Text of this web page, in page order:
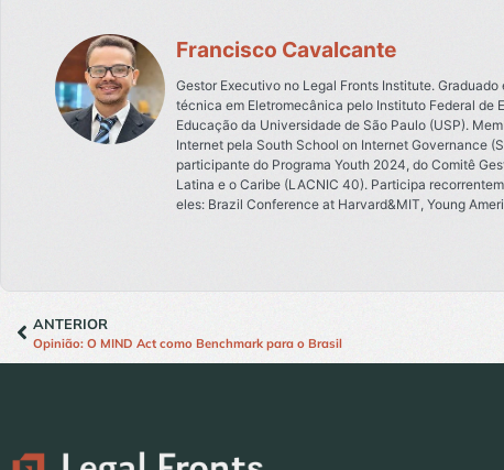
Francisco Cavalcante
Gestor Executivo no Legal Fronts Institute.
técnica em Eletromecânica pelo Instituto Federal de
Educação da Universidade de São Paulo (USP).
Internet pela South School on Internet Governance
participante do Programa Youth 2024, do Comitê
Latina e o Caribe (LACNIC 40). Participa
eles: Brazil Conference at Harvard&MIT, Young
ANTERIOR
Opinião: O MIND Act como Benchmark para o Brasil